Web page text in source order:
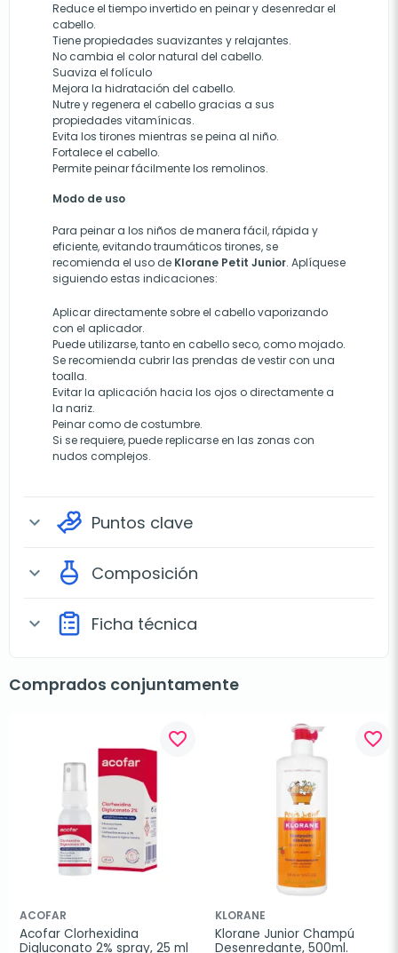
Reduce el tiempo invertido en peinar y desenredar el
cabello.
Tiene propiedades suavizantes y relajantes.
No cambia el color natural del cabello.
Suaviza el folículo
Mejora la hidratación del cabello.
Nutre y regenera el cabello gracias a sus
propiedades vitamínicas.
Evita los tirones mientras se peina al niño.
Fortalece el cabello.
Permite peinar fácilmente los remolinos.
Modo de uso
Para peinar a los niños de manera fácil, rápida y
eficiente, evitando traumáticos tirones, se
recomienda el uso de Klorane Petit Junior. Aplíquese
siguiendo estas indicaciones:
Aplicar directamente sobre el cabello vaporizando
con el aplicador.
Puede utilizarse, tanto en cabelloseco, comomojado.
Se recomienda cubrir las prendas de vestir con una
toalla.
Evitar la aplicación hacia los ojos o directamente a
la nariz.
Peinar como de costumbre.
Si se requiere, puede replicarse en las zonas con
nudos complejos.
expand_more Puntos clave
expand_more Composición
expand_more Ficha técnica
Comprados conjuntamente
favorite_border
ACOFAR
Acofar Clorhexidina
Digluconato 2% spray, 25 ml
favorite_border
KLORANE
Klorane Junior Champú
Desenredante, 500ml.